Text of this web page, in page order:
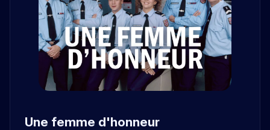
Une femme d'honneur